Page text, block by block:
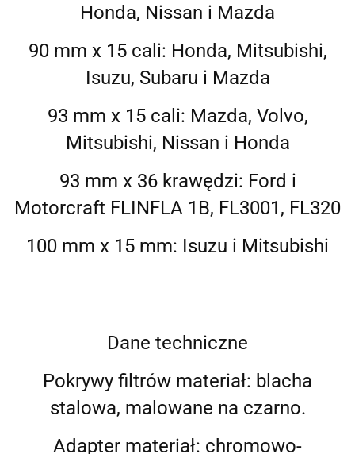
Honda, Nissan i Mazda
90 mm x 15 cali: Honda, Mitsubishi,
Isuzu, Subaru i Mazda
93 mm x 15 cali: Mazda, Volvo,
Mitsubishi, Nissan i Honda
93 mm x 36 krawędzi: Ford i
Motorcraft FLINFLA 1B, FL3001, FL320
100 mm x 15 mm: Isuzu i Mitsubishi
Dane techniczne
Pokrywy filtrów materiał: blacha
stalowa, malowane na czarno.
Adapter materiał: chromowo-